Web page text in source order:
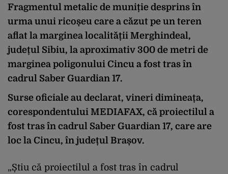
Fragmentul metalic de muniție desprins în
urma unui ricoșeu care a căzut pe un teren
aflat la marginea localității Merghindeal,
județul Sibiu, la aproximativ 300 de metri de
marginea poligonului Cincu a fost tras în
cadrul Saber Guardian 17.
Surse oficiale au declarat, vineri dimineața,
corespondentului MEDIAFAX, că proiectilul a
fost tras în cadrul Saber Guardian 17, care are
loc la Cincu, în județul Brașov.
„Știu că proiectilul a fost tras în cadrul